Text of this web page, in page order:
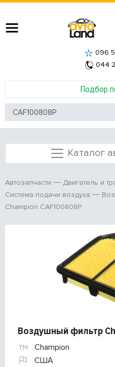
Подбор
096
044
Каталог
Автозапчасти
Двигатель и
Система подачи воздуха
Champion CAF100808P
Воздушный фильтр
Champion
США